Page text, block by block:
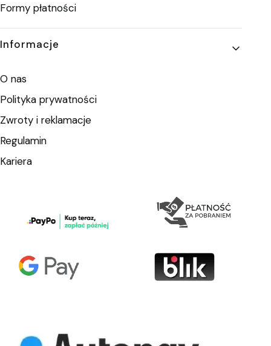
Formy płatności
Informacje
O nas
Polityka prywatności
Zwroty i reklamacje
Regulamin
Kariera